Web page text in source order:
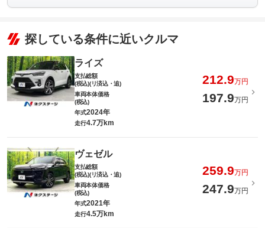
探している条件に近いクルマ
ライズ
支払総額
(税込)(リ済込・追)
212.9万円
車両本体価格
(税込)
197.9万円
年式2024年
走行4.7万km
ヴェゼル
支払総額
(税込)(リ済込・追)
259.9万円
車両本体価格
(税込)
247.9万円
年式2021年
走行4.5万km